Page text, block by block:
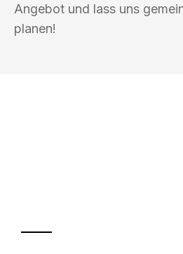
Angebot und lass uns
planen!